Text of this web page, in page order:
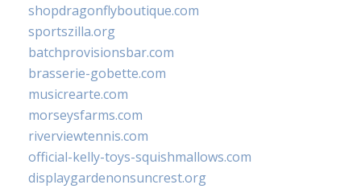
shopdragonflyboutique.com
sportszilla.org
batchprovisionsbar.com
brasserie-gobette.com
musicrearte.com
morseysfarms.com
riverviewtennis.com
official-kelly-toys-squishmallows.com
displaygardenonsuncrest.org